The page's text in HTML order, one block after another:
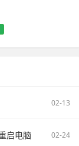
02-13
启电脑 02-24